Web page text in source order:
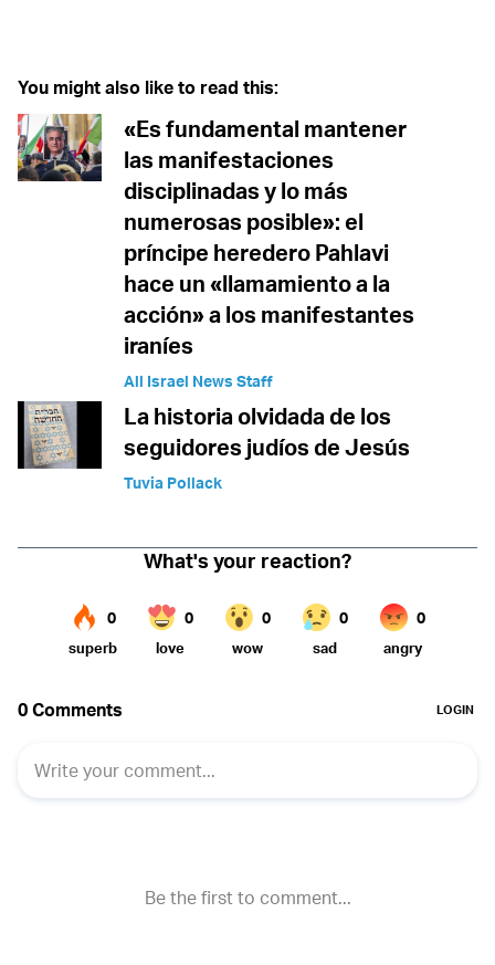
Twitter (X)
You might also like to read this:
«Es fundamental mantener
las manifestaciones
disciplinadas y lo más
numerosas posible»: el
príncipe heredero Pahlavi
hace un «llamamiento a la
acción» a los manifestantes
iraníes
All Israel News Staff
La historia olvidada de los
seguidores judíos de Jesús
Tuvia Pollack